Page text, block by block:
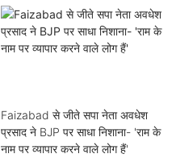
Faizabad से जीते सपा नेता अवधेश
प्रसाद ने BJP पर साधा निशाना- 'राम के
नाम पर व्यापार करने वाले लोग हैं'